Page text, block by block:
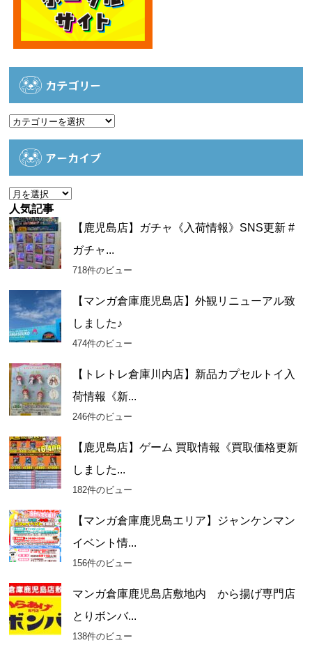
カテゴリー
カ
アーカイブ
ア
ー
カ
イ
ブ
人気記事
【鹿児島店】ガチャ《入荷情報》SNS更新 #
ガチャ...
718件のビュー
【マンガ倉庫鹿児島店】外観リニューアル致
しました♪
474件のビュー
【トレトレ倉庫川内店】新品カプセルトイ入
荷情報《新...
246件のビュー
【鹿児島店】ゲーム 買取情報《買取価格更新
しました...
182件のビュー
【マンガ倉庫鹿児島エリア】ジャンケンマン
イベント情...
156件のビュー
マンガ倉庫鹿児島店敷地内 から揚げ専門店
とりボンバ...
138件のビュー